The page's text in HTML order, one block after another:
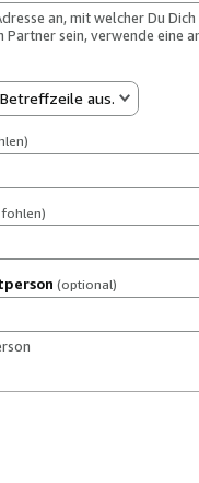
an, mit welcher Du
Partner sein, verwende eine
aus.
(optional)